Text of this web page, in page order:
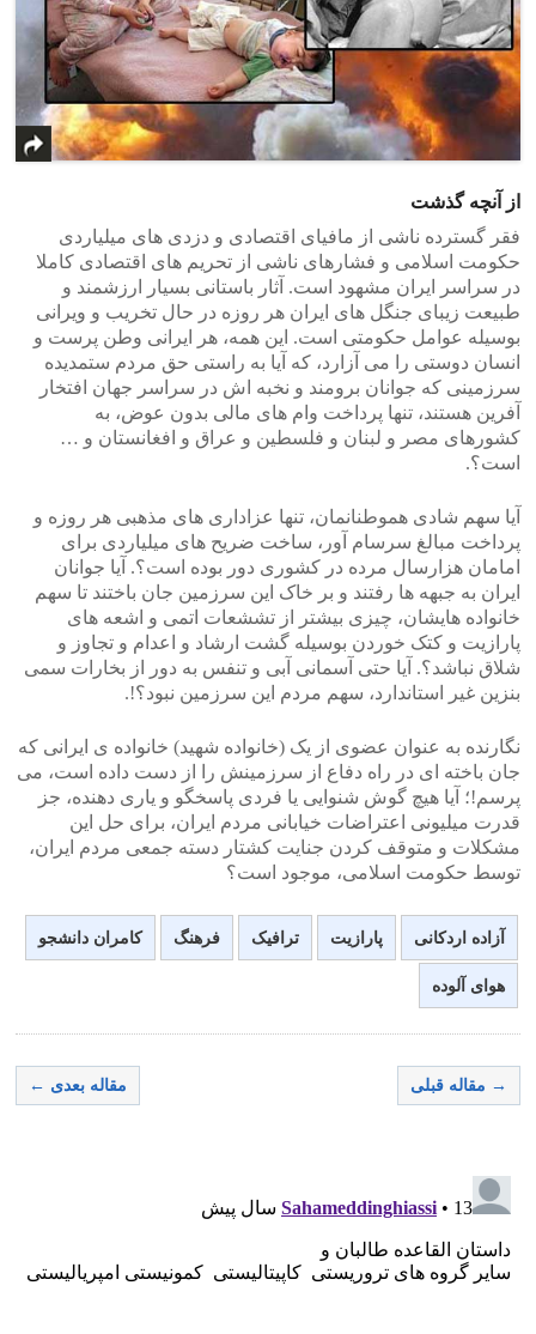
از آنچه گذشت
فقر گسترده ناشی از مافیای اقتصادی و دزدی های میلیاردی
حکومت اسلامی و فشارهای ناشی از تحریم های اقتصادی کاملا
در سراسر ایران مشهود است. آثار باستانی بسیار ارزشمند و
طبیعت زیبای جنگل های ایران هر روزه در حال تخریب و ویرانی
بوسیله عوامل حکومتی است. این همه، هر ایرانی وطن پرست و
انسان دوستی را می آزارد، که آیا به راستی حق مردم ستمدیده
سرزمینی که جوانان برومند و نخبه اش در سراسر جهان افتخار
آفرین هستند، تنها پرداخت وام های مالی بدون عوض، به
کشورهای مصر و لبنان و فلسطین و عراق و افغانستان و …
است؟.
آیا سهم شادی هموطنانمان، تنها عزاداری های مذهبی هر روزه و
پرداخت مبالغ سرسام آور، ساخت ضریح های میلیاردی برای
امامان هزارسال مرده در کشوری دور بوده است؟. آیا جوانان
ایران به جبهه ها رفتند و بر خاک این سرزمین جان باختند تا سهم
خانواده هایشان، چیزی بیشتر از تششعات اتمی و اشعه های
پارازیت و کتک خوردن بوسیله گشت ارشاد و اعدام و تجاوز و
شلاق نباشد؟. آیا حتی آسمانی آبی و تنفس به دور از بخارات سمی
بنزین غیر استاندارد، سهم مردم این سرزمین نبود؟!.
نگارنده به عنوان عضوی از یک (خانواده شهید) خانواده ی ایرانی که
جان باخته ای در راه دفاع از سرزمینش را از دست داده است، می
پرسم!؛ آیا هیچ گوش شنوایی یا فردی پاسخگو و یاری دهنده، جز
قدرت میلیونی اعتراضات خیابانی مردم ایران، برای حل این
مشکلات و متوقف کردن جنایت کشتار دسته جمعی مردم ایران،
توسط حکومت اسلامی، موجود است؟
آزاده اردکانی پارازیت ترافیک فرهنگ کامران دانشجو
هوای آلوده
→ مقاله قبلی مقاله بعدی ←